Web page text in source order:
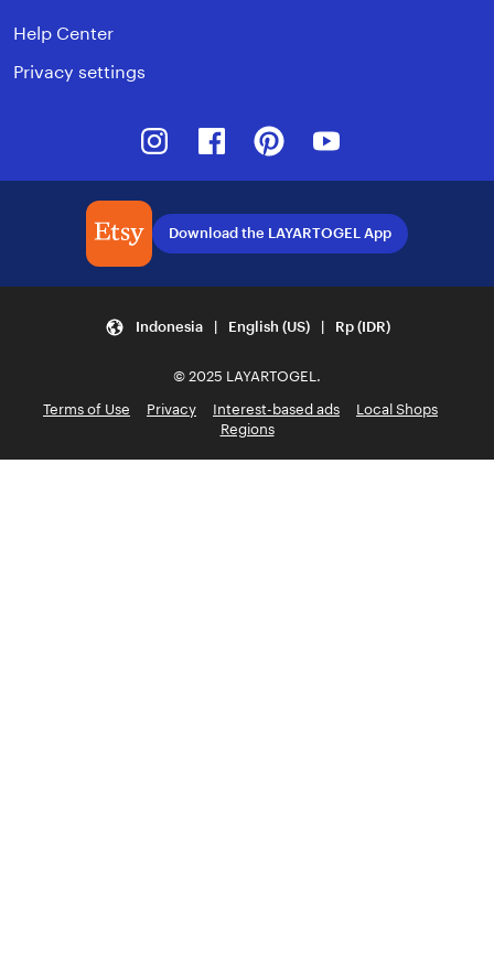
Help Center
Privacy settings
InstagramFacebookPinterest
Download the LAYARTOGEL App
Indonesia | English (US) | Rp (IDR)
© 2025 LAYARTOGEL.
Terms of Use
Privacy Interest-based ads
Local Shops
Regions